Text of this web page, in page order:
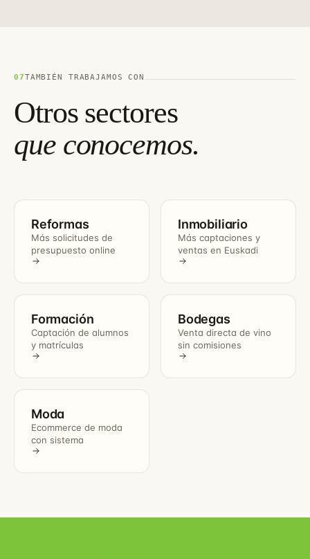
07TAMBIÉN TRABAJAMOS CON
Otros sectores
que conocemos.
Reformas
Más solicitudes de
presupuesto online
Inmobiliario
Más captaciones y
ventas en Euskadi
Formación
Captación de alumnos
y matrículas
Bodegas
Venta directa de vino
sin comisiones
Moda
Ecommerce de moda
con sistema